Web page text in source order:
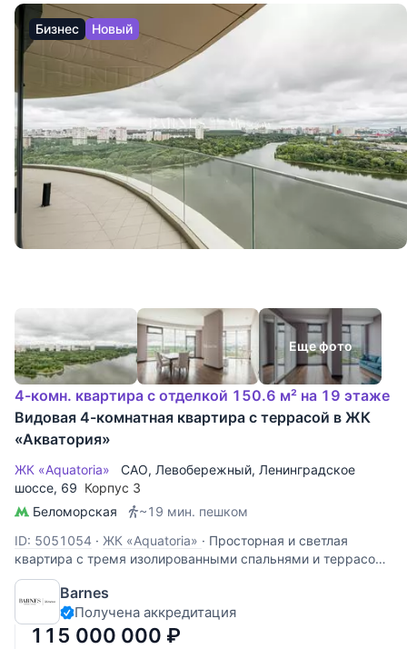
Бизнес Новый
Еще фото
4-комн. квартира с отделкой 150.6 м² на 19 этаже
Видовая 4-комнатная квартира с террасой в ЖК
«Акватория»
ЖК «Aquatoria» САО, Левобережный, Ленинградское
шоссе, 69 Корпус 3
Беломорская
~19 мин. пешком
ID: 5051054 · ЖК «Aquatoria» · Просторная и светлая
квартира с тремя изолированными спальнями и террасой
с панорамным видом на воду в ЖК «Акватория» -
идеальный вариант для семьи, где ценится личное
пространство и комфорт. Функциональное планировочное
решение: - просторная
Barnes
Получена аккредитация
115 000 000 ₽